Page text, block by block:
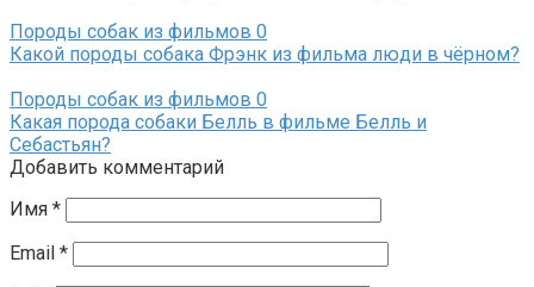
Породы собак из фильмов 0
Какой породы собака Фрэнк из фильма люди в чёрном?
Породы собак из фильмов 0
Какая порода собаки Белль в фильме Белль и
Себастьян?
Добавить комментарий
Имя *
Email *